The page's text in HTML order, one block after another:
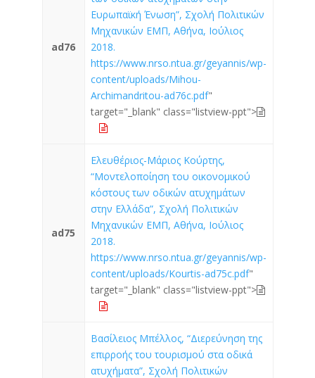
ad76
Ευρωπαϊκή Ένωση”, Σχολή Πολιτικών
Μηχανικών ΕΜΠ, Αθήνα, Ιούλιος
2018.
https://www.nrso.ntua.gr/geyannis/wp-
content/uploads/Mihou-
Archimandritou-ad76c.pdf"
target="_blank" class="listview-ppt">
ad75
Ελευθέριος-Μάριος Κούρτης,
“Μοντελοποίηση του οικονομικού
κόστους των οδικών ατυχημάτων
στην Ελλάδα”, Σχολή Πολιτικών
Μηχανικών ΕΜΠ, Αθήνα, Ιούλιος
2018.
https://www.nrso.ntua.gr/geyannis/wp-
content/uploads/Kourtis-ad75c.pdf"
target="_blank" class="listview-ppt">
Βασίλειος Μπέλλος, “Διερεύνηση της
επιρροής του τουρισμού στα οδικά
ατυχήματα”, Σχολή Πολιτικών